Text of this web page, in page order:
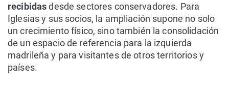
recibidasdesde sectores conservadores. Para
Iglesias y sus socios, la ampliación supone no solo
un crecimiento físico, sino también la consolidación
de un espacio de referencia para la izquierda
madrileña y para visitantes de otros territorios y
países.